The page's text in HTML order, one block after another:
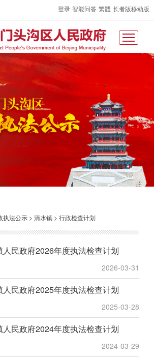
登录 智能问答 繁體 长者版移动版
执法公示 >清水镇 >行政检查计划
人民政府2026年度执法检查计划
2026-03-31
人民政府2025年度执法检查计划
2025-03-28
人民政府2024年度执法检查计划
2024-03-29